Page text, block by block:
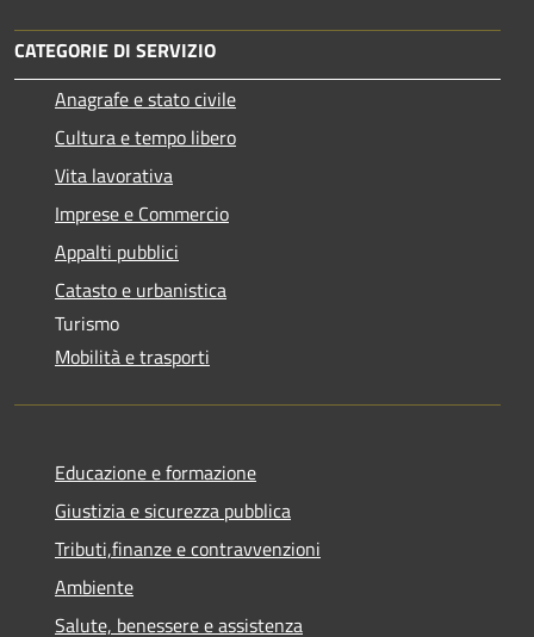
CATEGORIE DI SERVIZIO
Anagrafe e stato civile
Cultura e tempo libero
Vita lavorativa
Imprese e Commercio
Appalti pubblici
Catasto e urbanistica
Turismo
Mobilità e trasporti
Educazione e formazione
Giustizia e sicurezza pubblica
Tributi,finanze e contravvenzioni
Ambiente
Salute, benessere e assistenza